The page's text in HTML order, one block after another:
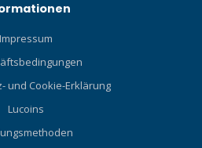
Impressum
und Cookie-Erklärung
Lucoins